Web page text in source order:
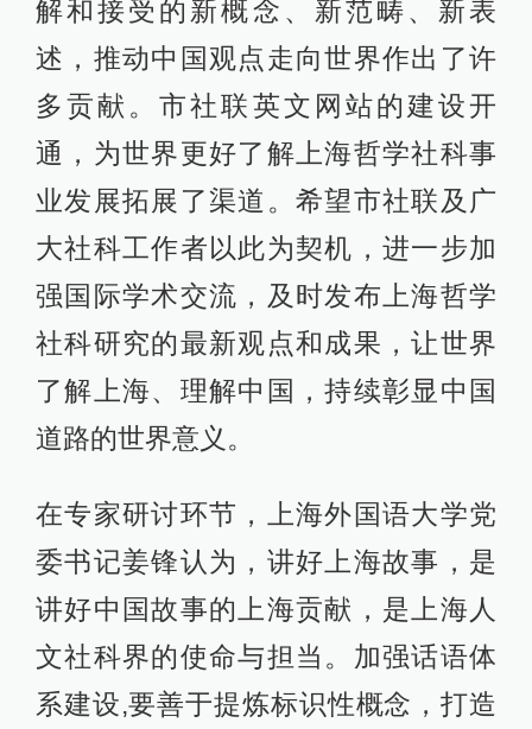
解和接受的新概念、新范畴、新表
述，推动中国观点走向世界作出了许
多贡献。市社联英文网站的建设开
通，为世界更好了解上海哲学社科事
业发展拓展了渠道。希望市社联及广
大社科工作者以此为契机，进一步加
强国际学术交流，及时发布上海哲学
社科研究的最新观点和成果，让世界
了解上海、理解中国，持续彰显中国
道路的世界意义。
在专家研讨环节，上海外国语大学党
委书记姜锋认为，讲好上海故事，是
讲好中国故事的上海贡献，是上海人
文社科界的使命与担当。加强话语体
系建设,要善于提炼标识性概念，打造